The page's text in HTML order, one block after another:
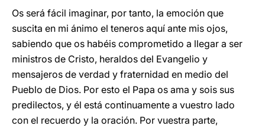
Os será fácil imaginar, por tanto, la emoción que
suscita en mi ánimo el teneros aquí ante mis ojos,
sabiendo que os habéis comprometido a llegar a ser
ministros de Cristo, heraldos del Evangelio y
mensajeros de verdad y fraternidad en medio del
Pueblo de Dios. Por esto el Papa os ama y sois sus
predilectos, y él está continuamente a vuestro lado
con el recuerdo y la oración. Por vuestra parte,